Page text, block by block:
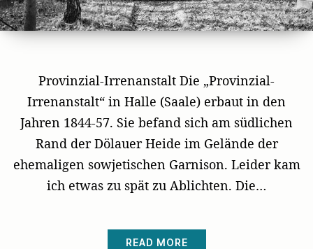
Provinzial-Irrenanstalt Die „Provinzial-
Irrenanstalt“ in Halle (Saale) erbaut in den
Jahren 1844-57. Sie befand sich am südlichen
Rand der Dölauer Heide im Gelände der
ehemaligen sowjetischen Garnison. Leider kam
ich etwas zu spät zu Ablichten. Die…
READ MORE